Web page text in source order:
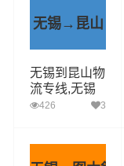
无锡→昆山
无锡到昆山物
流专线,无锡
附近物流公司
426 3